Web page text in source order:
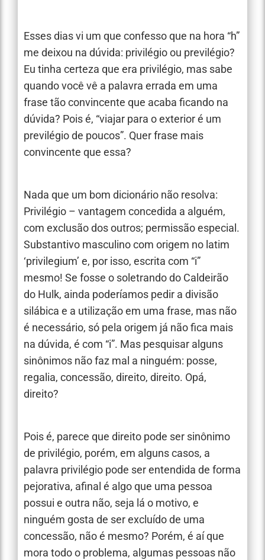
Esses dias vi um que confesso que na hora “h”
me deixou na dúvida: privilégio ou previlégio?
Eu tinha certeza que era privilégio, mas sabe
quando você vê a palavra errada em uma
frase tão convincente que acaba ficando na
dúvida? Pois é, “viajar para o exterior é um
previlégio de poucos”. Quer frase mais
convincente que essa?
Nada que um bom dicionário não resolva:
Privilégio – vantagem concedida a alguém,
com exclusão dos outros; permissão especial.
Substantivo masculino com origem no latim
‘privilegium’ e, por isso, escrita com “i”
mesmo! Se fosse o soletrando do Caldeirão
do Hulk, ainda poderíamos pedir a divisão
silábica e a utilização em uma frase, mas não
é necessário, só pela origem já não fica mais
na dúvida, é com “i”. Mas pesquisar alguns
sinônimos não faz mal a ninguém: posse,
regalia, concessão, direito, direito. Opá,
direito?
Pois é, parece que direito pode ser sinônimo
de privilégio, porém, em alguns casos, a
palavra privilégio pode ser entendida de forma
pejorativa, afinal é algo que uma pessoa
possui e outra não, seja lá o motivo, e
ninguém gosta de ser excluído de uma
concessão, não é mesmo? Porém, é aí que
mora todo o problema, algumas pessoas não